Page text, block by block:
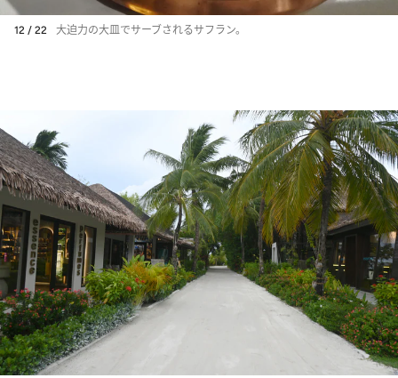
12 / 22 大迫力の大皿でサーブされるサフラン。